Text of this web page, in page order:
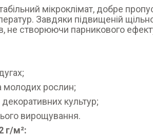
мікроклімат, добре
Завдяки підвищеній
не створюючи парникового
молодих рослин;
декоративних культур;
вирощування.
г/м²: